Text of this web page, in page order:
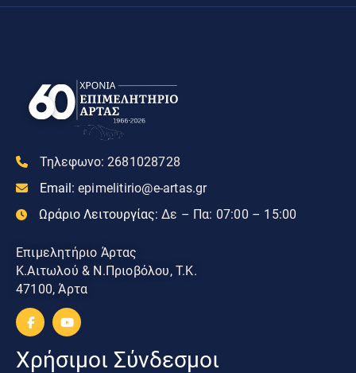
Τηλεφωνο: 2681028728
Email: epimelitirio@e-artas.gr
Ωράριο Λειτουργίας: Δε – Πα: 07:00 – 15:00
Επιμελητήριο Άρτας
Κ.Αιτωλού & Ν.Πριοβόλου, Τ.Κ.
47100, Άρτα
Χρήσιμοι Σύνδεσμοι